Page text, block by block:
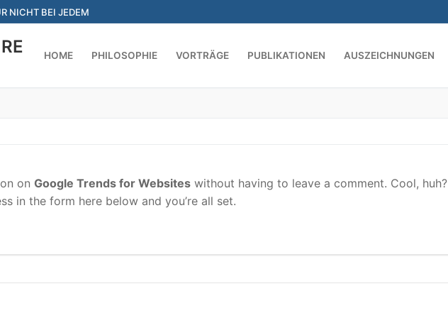
NICHT BEI JEDEM
HOME PHILOSOPHIE VORTRÄGE PUBLIKATIONEN AUSZEICHNUNGEN
on Google Trends for Websites without having to leave a comment. Cool, huh?
in the form here below and you’re all set.